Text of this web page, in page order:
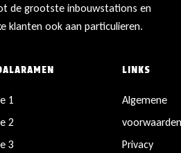
de grootste inbouwstations en
klanten ook aan particulieren.
1
2
3
LINKS
Algemene
Privacy